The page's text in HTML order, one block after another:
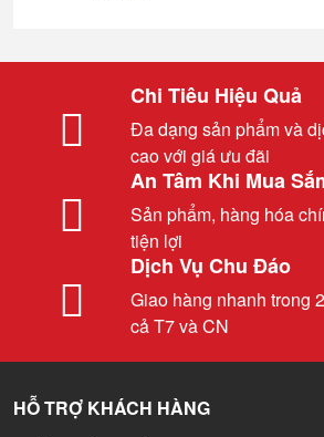
Chi Tiêu Hiệu Quả
Đa dạng sản phẩm và
cao với giá ưu đãi
An Tâm Khi Mua
Sản phẩm, hàng hóa
tiện lợi
Dịch Vụ Chu Đáo
Giao hàng nhanh trong
cả T7 và CN
HỖ TRỢ KHÁCH HÀNG